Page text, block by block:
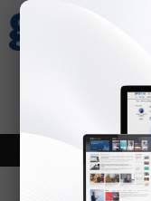
Онцлох